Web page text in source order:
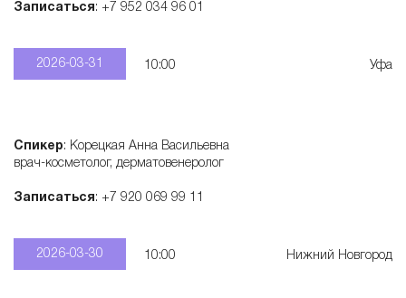
Записаться: +7 952 034 96 01
2026-03-31 10:00 Уфа
Спикер: Корецкая Анна Васильевна
врач-косметолог, дерматовенеролог
Записаться: +7 920 069 99 11
2026-03-30 10:00 Нижний Новгород